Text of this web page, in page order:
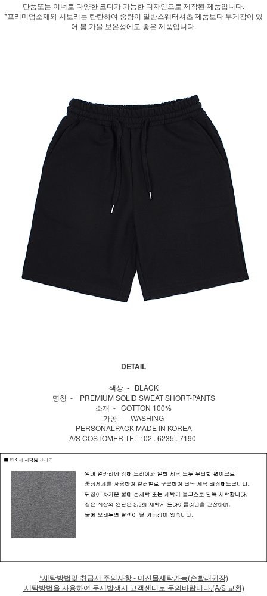
단품또는 이너로 다양한 코디가 가능한 디자인으로 제작된 제품입니다.
*프리미엄소재와 시보리는 탄탄하여 중량이 일반스웨터셔츠 제품보다 무게감이 있
어 봄,가을 보온성에도 좋은 제품입니다.
DETAIL
색상 - BLACK
명칭 - PREMIUM SOLID SWEAT SHORT-PANTS
소재 - COTTON 100%
가공 - WASHING
PERSONALPACK MADE IN KOREA
A/S COSTOMER TEL : 02 . 6235 . 7190
*세탁방법및 취급시 주의사항 - 머신물세탁가능(손빨래권장)
세탁방법을 사용하여 문제발생시 고객센터로 문의바랍니다.(A/S 교환)